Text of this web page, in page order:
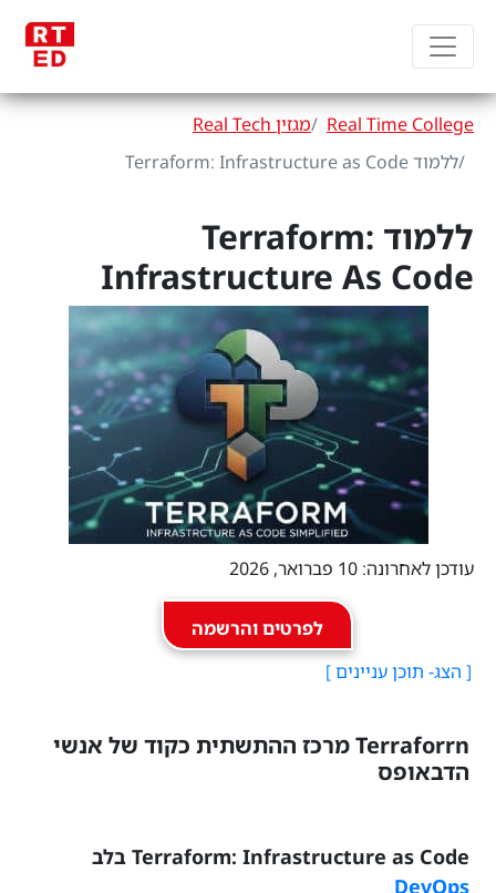
Real Time College
מגזין Real Tech
ללמוד Terraform: Infrastructure as Code
ללמוד Terraform:
Infrastructure As Code
עודכן לאחרונה: 10 פברואר, 2026
לפרטים והרשמה
Terraforrn מרכז ההתשתית כקוד של אנשי
הדבאופס
Terraform: Infrastructure as Code בלב
DevOps